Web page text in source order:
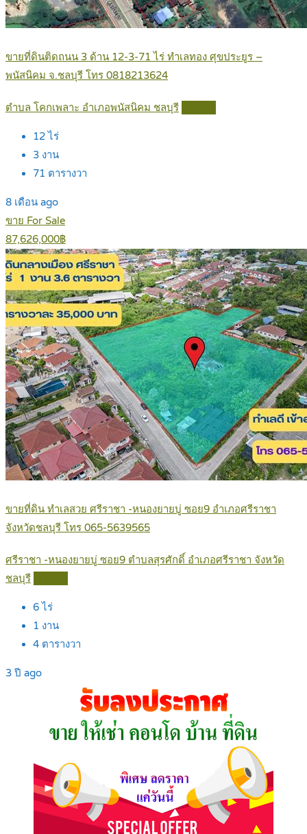
ขายที่ดินติดถนน 3 ด้าน 12-3-71 ไร่ ทำเลทอง ศุขประยูร –
พนัสนิคม จ.ชลบุรี โทร 0818213624
ตำบล โคกเพลาะ อำเภอพนัสนิคม ชลบุรี
12ไร่
3 งาน
71 ตารางวา
8 เดือน ago
ขาย For Sale
87,626,000฿
ขายที่ดิน ทำเลสวย ศรีราชา -หนองยายบู่ ซอย9 อำเภอศรีราชา
จังหวัดชลบุรี โทร 065-5639565
ศรีราชา -หนองยายบู่ ซอย9 ตำบลสุรศักดิ์ อำเภอศรีราชา จังหวัด
ชลบุรี
6ไร่
1 งาน
4 ตารางวา
3 ปี ago